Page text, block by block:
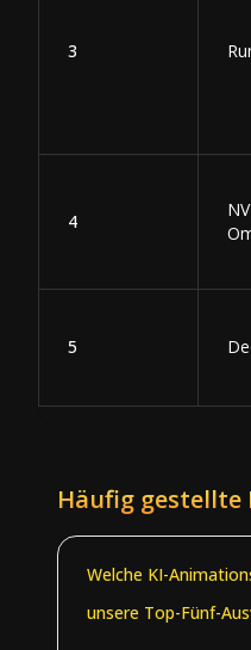
3
4
5
Häufig gestellte
Welche KI-
unsere Top-Fünf-